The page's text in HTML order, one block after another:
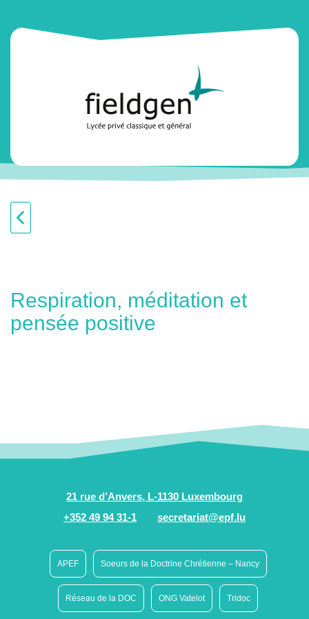
Respiration, méditation et
pensée positive
21 rue d’Anvers, L-1130 Luxembourg
+352 49 94 31-1
secretariat@epf.lu
APEF Soeurs de la Doctrine Chrétienne – Nancy
Réseau de la DOC ONG Vatelot Tridoc